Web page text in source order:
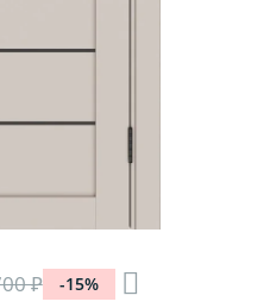
₽ -15%